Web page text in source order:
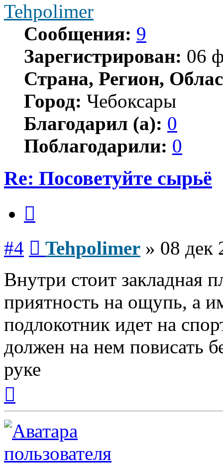
Tehpolimer
Сообщения: 9
Зарегистрирован: 06
Страна, Регион,
Город: Чебоксары
Благодарил (а): 0
Поблагодарили: 0
Re: Посоветуйте сырьё
#4 Tehpolimer » 08 дек
Внутри стоит закладная
приятность на ощупь, а
подлокотник идет на
должен на нем повисать
руке
началу